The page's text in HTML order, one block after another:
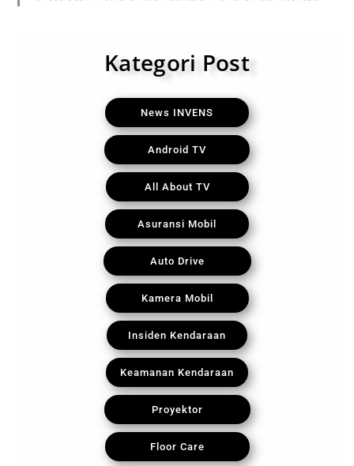
Kategori Post
News INVENS
Android TV
All About TV
Asuransi Mobil
Auto Drive
Kamera Mobil
Insiden Kendaraan
Keamanan Kendaraan
Proyektor
Floor Care